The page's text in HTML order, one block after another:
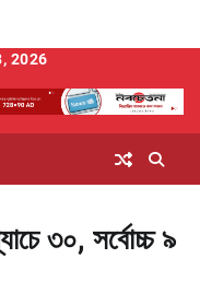
2026
৩০, সর্বোচ্চ ৯